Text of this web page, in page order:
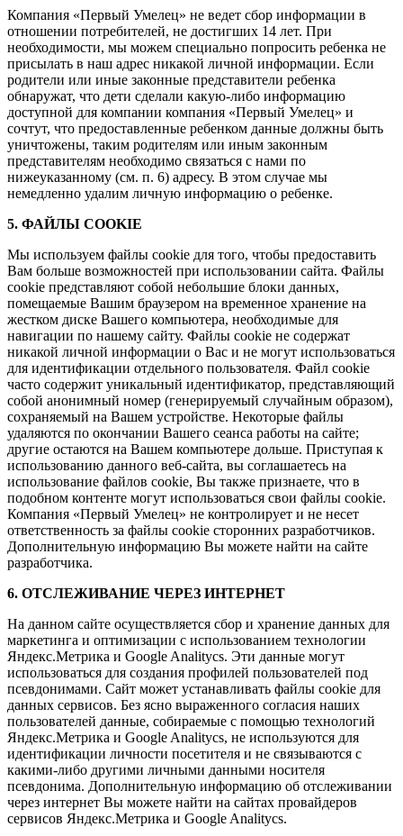
Компания «Первый Умелец» не ведет сбор информации в
отношении потребителей, не достигших 14 лет. При
необходимости, мы можем специально попросить ребенка не
присылать в наш адрес никакой личной информации. Если
родители или иные законные представители ребенка
обнаружат, что дети сделали какую-либо информацию
доступной для компании компания «Первый Умелец» и
сочтут, что предоставленные ребенком данные должны быть
уничтожены, таким родителям или иным законным
представителям необходимо связаться с нами по
нижеуказанному (см. п. 6) адресу. В этом случае мы
немедленно удалим личную информацию о ребенке.
5. ФАЙЛЫ COOKIE
Мы используем файлы cookie для того, чтобы предоставить
Вам больше возможностей при использовании сайта. Файлы
cookie представляют собой небольшие блоки данных,
помещаемые Вашим браузером на временное хранение на
жестком диске Вашего компьютера, необходимые для
навигации по нашему сайту. Файлы cookie не содержат
никакой личной информации о Вас и не могут использоваться
для идентификации отдельного пользователя. Файл cookie
часто содержит уникальный идентификатор, представляющий
собой анонимный номер (генерируемый случайным образом),
сохраняемый на Вашем устройстве. Некоторые файлы
удаляются по окончании Вашего сеанса работы на сайте;
другие остаются на Вашем компьютере дольше. Приступая к
использованию данного веб-сайта, вы соглашаетесь на
использование файлов cookie, Вы также признаете, что в
подобном контенте могут использоваться свои файлы cookie.
Компания «Первый Умелец» не контролирует и не несет
ответственность за файлы cookie сторонних разработчиков.
Дополнительную информацию Вы можете найти на сайте
разработчика.
6. ОТСЛЕЖИВАНИЕ ЧЕРЕЗ ИНТЕРНЕТ
На данном сайте осуществляется сбор и хранение данных для
маркетинга и оптимизации с использованием технологии
Яндекс.Метрика и Google Analitycs. Эти данные могут
использоваться для создания профилей пользователей под
псевдонимами. Сайт может устанавливать файлы cookie для
данных сервисов. Без ясно выраженного согласия наших
пользователей данные, собираемые с помощью технологий
Яндекс.Метрика и Google Analitycs, не используются для
идентификации личности посетителя и не связываются с
какими-либо другими личными данными носителя
псевдонима. Дополнительную информацию об отслеживании
через интернет Вы можете найти на сайтах провайдеров
сервисов Яндекс.Метрика и Google Analitycs.